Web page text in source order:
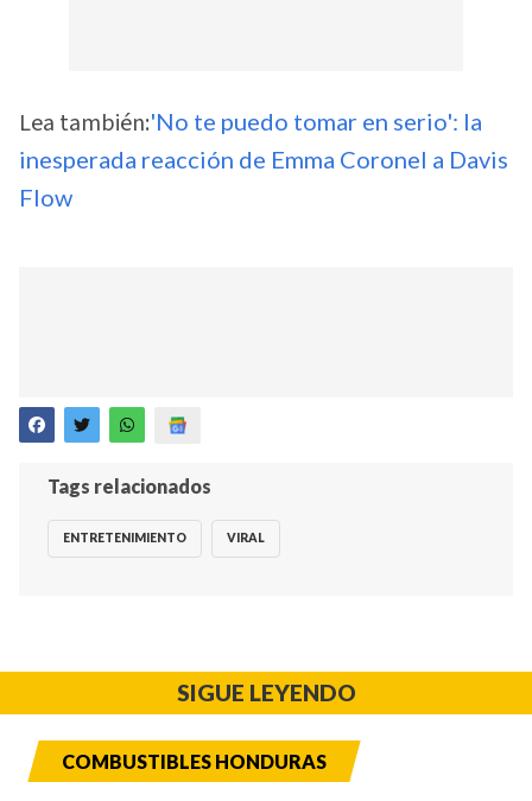
Lea también:'No te puedo tomar en serio': la
inesperada reacción de Emma Coronel a Davis
Flow
Tags relacionados
ENTRETENIMIENTO VIRAL
SIGUE LEYENDO
COMBUSTIBLES HONDURAS